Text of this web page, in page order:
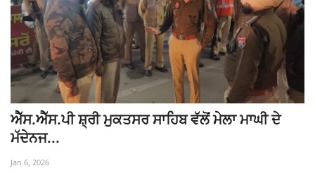
ਐੱਸ.ਐੱਸ.ਪੀ ਸ਼੍ਰੀ ਮੁਕਤਸਰ ਸਾਹਿਬ ਵੱਲੋਂ ਮੇਲਾ ਮਾਘੀ ਦੇ
ਮੱਦੇਨਜ...
Jan 6, 2026